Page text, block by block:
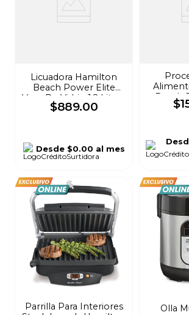
Licuadora Hamilton
Beach Power Elite
Vaso De Vidrio 1.2 Litros
Negra 58148-MXR
$889.00
Desde$0.00 al mes
Beach
Litros
$
Parrilla Para Interiores
Olla